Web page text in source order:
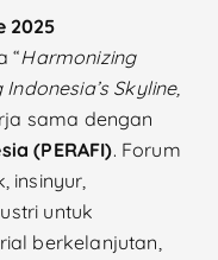
2025
“Harmonizing
Skyline,
sama dengan
(PERAFI). Forum
insinyur,
untuk
berkelanjutan,